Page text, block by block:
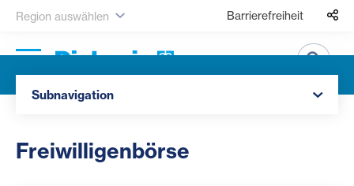
Region auswählen Barrierefreiheit
Subnavigation
Freiwilligenbörse